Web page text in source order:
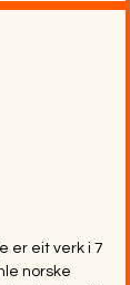
er eit verk i 7
norske